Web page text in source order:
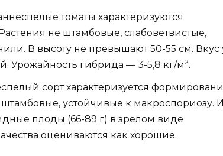
томаты характеризуются
не штамбовые, слабоветвистые,
В высоту не превышают 50-55 см. Вкус
Урожайность гибрида — 3-5,8 кг/м2.
сорт характеризуется
устойчивые к макроспориозу.
плоды (66-89 г) в зрелом виде
оцениваются как хорошие.